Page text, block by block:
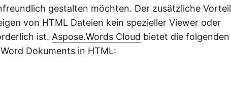
gestalten möchten. Der zusätzliche Vorteil
von HTML Dateien kein spezieller Viewer oder
ist. Aspose.Words Cloud bietet die folgenden
Dokuments in HTML: